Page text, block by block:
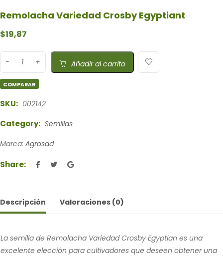
Remolacha Variedad Crosby Egyptiant
$19,87
Añadir al carrito
COMPARAR
SKU: 002142
Category: Semillas
Marca: Agrosad
Share:
Descripción Valoraciones (0)
La semilla de Remolacha Variedad Crosby Egyptian es una
excelente elección para cultivadores que deseen obtener una